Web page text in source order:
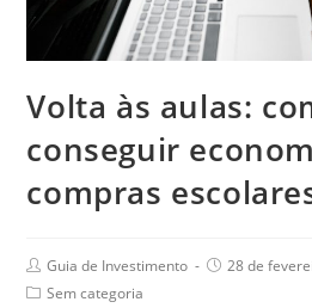
Volta às aulas:
conseguir
compras
Guia de Investimento
28 de
Sem categoria